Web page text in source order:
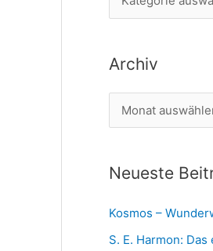
c
h
a
e
e
n
Archiv
r
h
v
Neueste
Kosmos –
S. E. Harmon: